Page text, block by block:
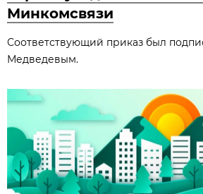
Минкомсвязи
Соответствующий приказ был
Медведевым.